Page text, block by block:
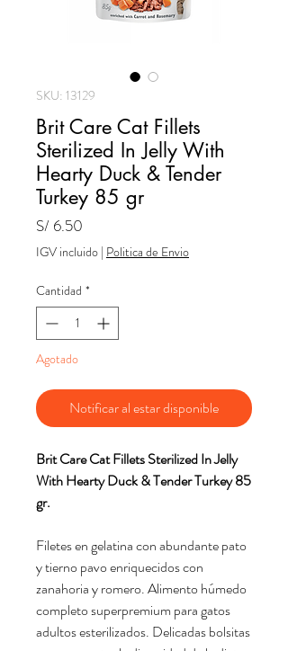
SKU: 13129
Brit Care Cat Fillets
Sterilized In Jelly With
Hearty Duck & Tender
Turkey 85 gr
S/ 6.50
IGV incluido | Politica de Envio
Cantidad *
Agotado
Notificar al estar disponible
Brit Care Cat Fillets Sterilized In Jelly
With Hearty Duck & Tender Turkey 85
gr.
Filetes en gelatina con abundante pato
y tierno pavo enriquecidos con
zanahoria y romero. Alimento húmedo
completo superpremium para gatos
adultos esterilizados. Delicadas bolsitas